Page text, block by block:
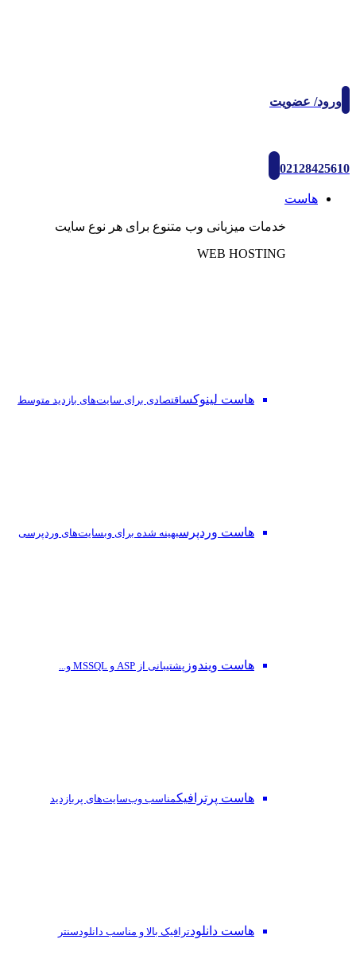
ورود/ عضویت
02128425610
هاست
خدمات میزبانی وب متنوع برای هر نوع سایت
WEB HOSTING
هاست لینوکساقتصادی برای سایت‌های بازدید متوسط
هاست وردپرسبهینه شده برای وبسایت‌های وردپرسی
هاست ویندوز پشتیبانی از ASP و MSSQL و...
هاست پرترافیکمناسب وب‌سایت‌های پربازدید
هاست دانلودترافیک بالا و مناسب دانلودسنتر